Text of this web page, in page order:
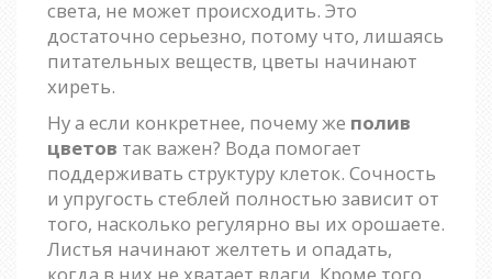
света, не может происходить. Это
достаточно серьезно, потому что, лишаясь
питательных веществ, цветы начинают
хиреть.
Ну а если конкретнее, почему же полив
цветов так важен? Вода помогает
поддерживать структуру клеток. Сочность
и упругость стеблей полностью зависит от
того, насколько регулярно вы их орошаете.
Листья начинают желтеть и опадать,
когда в них не хватает влаги. Кроме того,